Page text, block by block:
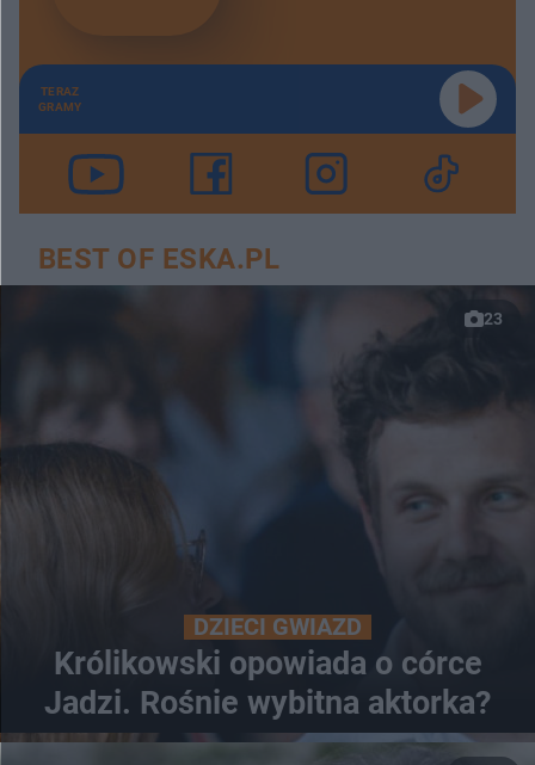
TERAZ
GRAMY
BEST OF ESKA.PL
23
DZIECI GWIAZD
Królikowski opowiada o córce
Jadzi. Rośnie wybitna aktorka?